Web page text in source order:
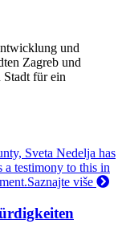
und
Zagreb und
Stadt für ein
Sveta Nedelja has
a testimony to this in
Saznajte više